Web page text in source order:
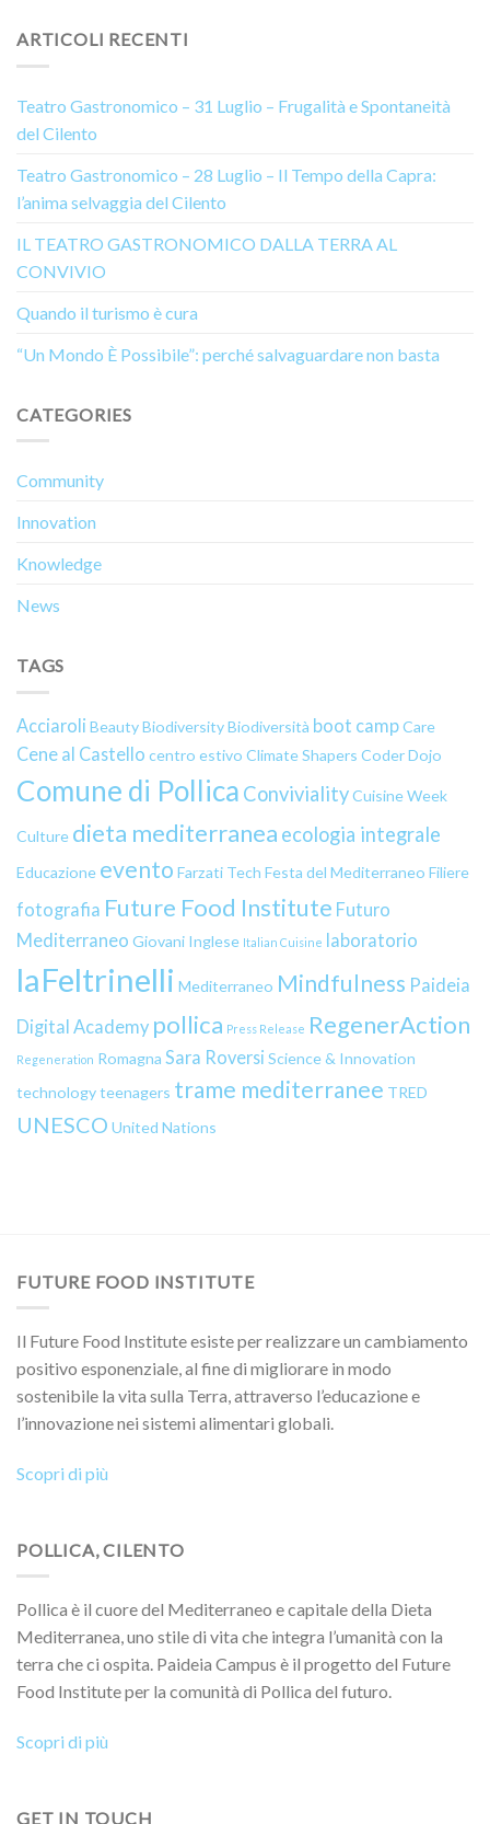
ARTICOLI RECENTI
Teatro Gastronomico – 31 Luglio – Frugalità e Spontaneità
del Cilento
Teatro Gastronomico – 28 Luglio – Il Tempo della Capra:
l’anima selvaggia del Cilento
IL TEATRO GASTRONOMICO DALLA TERRA AL
CONVIVIO
Quando il turismo è cura
“Un Mondo È Possibile”: perché salvaguardare non basta
CATEGORIES
Community
Innovation
Knowledge
News
TAGS
Acciaroli BeautyBiodiversityBiodiversità boot campCare
Cene al Castello centro estivo Climate Shapers Coder Dojo
Comune di Pollica ConvivialityCuisine Week
Culture dieta mediterranea ecologia integrale
Educazione evento Farzati Tech Festa del Mediterraneo Filiere
fotografia Future Food Institute Futuro
Mediterraneo Giovani Inglese Italian Cuisine laboratorio
laFeltrinelli Mediterraneo Mindfulness Paideia
Digital Academy pollica Press Release RegenerAction
Regeneration Romagna Sara Roversi Science & Innovation
technologyteenagers trame mediterranee TRED
UNESCO United Nations
FUTURE FOOD INSTITUTE
Il Future Food Institute esiste per realizzare un cambiamento
positivo esponenziale, al fine di migliorare in modo
sostenibile la vita sulla Terra, attraverso l’educazione e
l’innovazione nei sistemi alimentari globali.
Scopri di più
POLLICA, CILENTO
Pollica è il cuore del Mediterraneo e capitale della Dieta
Mediterranea, uno stile di vita che integra l’umanità con la
terra che ci ospita. Paideia Campus è il progetto del Future
Food Institute per la comunità di Pollica del futuro.
Scopri di più
GET IN TOUCH